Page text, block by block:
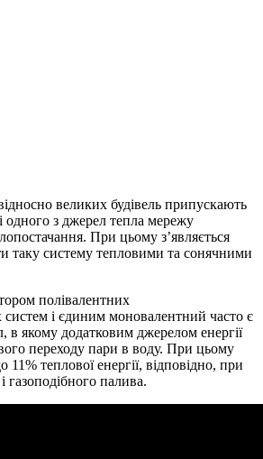
великих будівель припускають
одного з джерел тепла мережу
При цьому з’являється
таку систему тепловими та сонячними
полівалентних
систем і єдиним моновалентний часто є
в якому додатковим джерелом енергії
переходу пари в воду. При цьому
теплової енергії, відповідно, при
газоподібного палива.